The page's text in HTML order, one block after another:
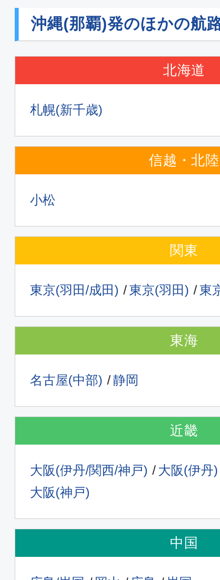
沖縄(那覇)発のほかの航
北海道
札幌(新千歳)
信越・北陸
小松
関東
東京(羽田/成田) 東京(羽田) 東
東海
名古屋(中部) 静岡
近畿
大阪(伊丹/関西/神戸)
大阪(伊丹)
大阪(神戸)
中国